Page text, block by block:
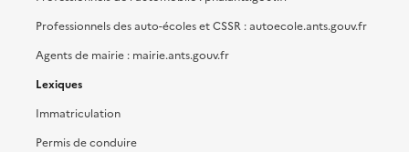
Professionnels des auto-écoles et CSSR : autoecole.ants.gouv.fr
Agents de mairie : mairie.ants.gouv.fr
Lexiques
Immatriculation
Permis de conduire